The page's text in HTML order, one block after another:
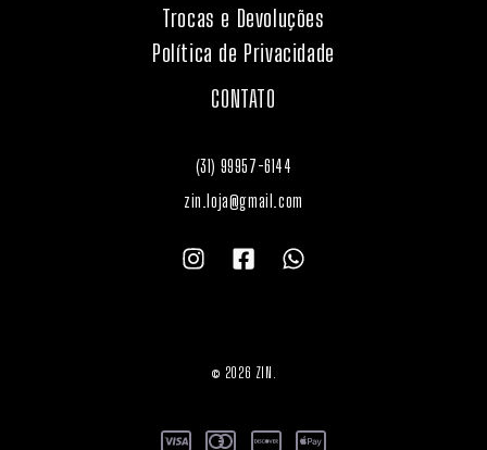
Trocas e Devoluções
Política de Privacidade
CONTATO
(31) 99957-6144
zin.loja@gmail.com
© 2026 ZIN.